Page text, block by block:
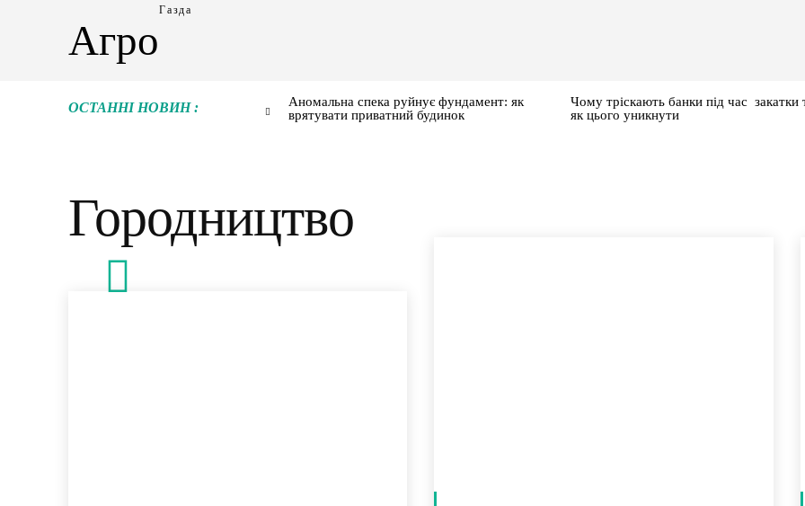
Агро
Газда
ОСТАННІ НОВИН :
Аномальна спека руйнує фундамент: як
врятувати приватний будинок
Чому тріскають банки під час закатки
як цього уникнути
Городництво